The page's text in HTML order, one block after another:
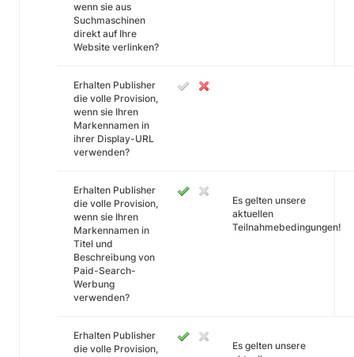
wenn sie aus
Suchmaschinen
direkt auf Ihre
Website verlinken?
Erhalten Publisher
die volle Provision,
wenn sie Ihren
Markennamen in
ihrer Display-URL
verwenden?
Erhalten Publisher
die volle Provision,
wenn sie Ihren
Markennamen in
Titel und
Beschreibung von
Paid-Search-
Werbung
verwenden?
Es gelten unsere
aktuellen
Teilnahmebedingungen!
Erhalten Publisher
die volle Provision,
Es gelten unsere